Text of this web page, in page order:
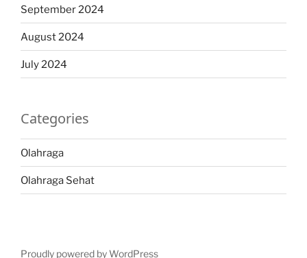
September 2024
August 2024
July 2024
Categories
Olahraga
Olahraga Sehat
Proudly powered by WordPress